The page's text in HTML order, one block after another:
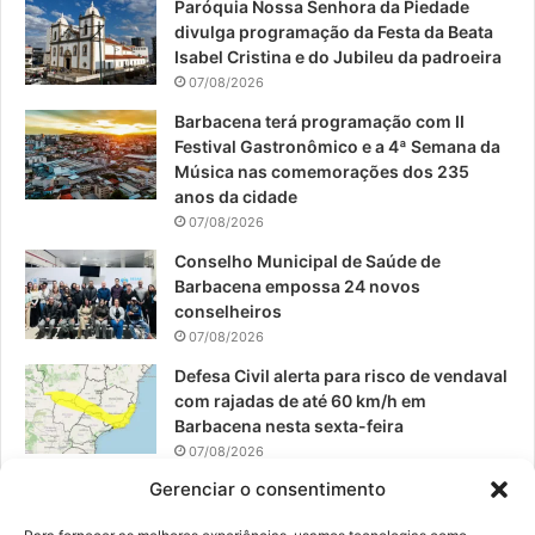
Gerenciar o consentimento
b
o
k
u
b
a
g
a
Paróquia Nossa Senhora da Piedade
divulga programação da Festa da Beata
Isabel Cristina e do Jubileu da padroeira
07/08/2026
Barbacena terá programação com II
Festival Gastronômico e a 4ª Semana da
Música nas comemorações dos 235
anos da cidade
07/08/2026
Conselho Municipal de Saúde de
Barbacena empossa 24 novos
conselheiros
07/08/2026
Defesa Civil alerta para risco de vendaval
com rajadas de até 60 km/h em
Barbacena nesta sexta-feira
07/08/2026
EPCAR tem a melhor nota do IDEB no